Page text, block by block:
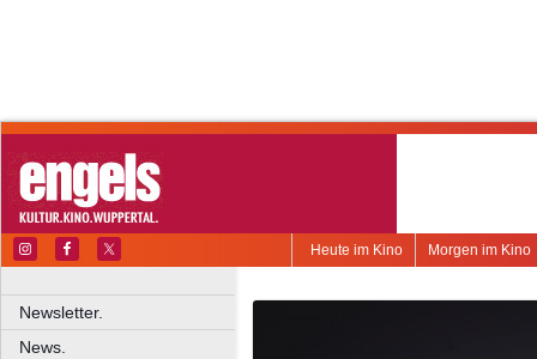
Morgen im Kino
Heute im Kino
Newsletter.
News.